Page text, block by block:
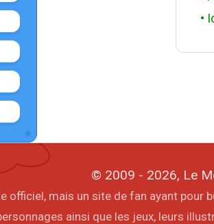
•
© 2009 - 2026, Le
officiel, mais un site de fan ayant
ainsi que les jeux, leurs